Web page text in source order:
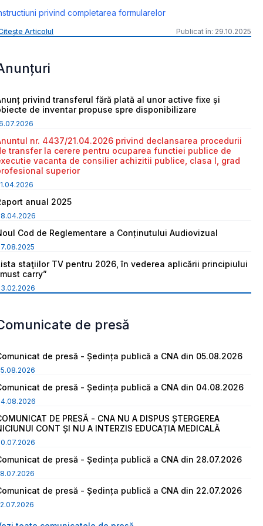
privind completarea formularelor
Articolul Publicat în: 29.10.2025
privind transferul fără plată al unor active fixe și
de inventar propuse spre disponibilizare
nr. 4437/21.04.2026 privind declansarea procedurii
transfer la cerere pentru ocuparea functiei publice de
vacanta de consilier achizitii publice, clasa I, grad
superior
anual 2025
Cod de Reglementare a Conținutului Audiovizual
staţiilor TV pentru 2026, în vederea aplicării principiului
carry”
de presă
de presă - Ședința publică a CNA din 05.08.2026
de presă - Ședința publică a CNA din 04.08.2026
DE PRESĂ - CNA NU A DISPUS ȘTERGEREA
CONT ȘI NU A INTERZIS EDUCAȚIA MEDICALĂ
de presă - Ședința publică a CNA din 28.07.2026
de presă - Ședința publică a CNA din 22.07.2026